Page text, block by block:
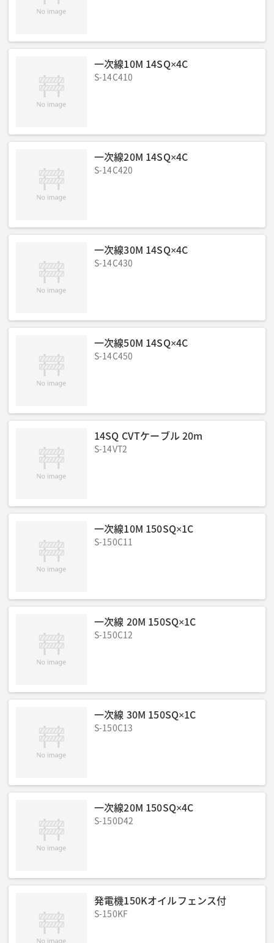
超低騒音
運転質量(kg)
一次線10M 14SQ×4C
S-14C410
一次線20M 14SQ×4C
S-14C420
一次線30M 14SQ×4C
S-14C430
一次線50M 14SQ×4C
S-14C450
14SQ CVTケーブル 20m
S-14VT2
一次線10M 150SQ×1C
S-150C11
一次線 20M 150SQ×1C
S-150C12
一次線 30M 150SQ×1C
S-150C13
一次線20M 150SQ×4C
S-150D42
発電機150Kオイルフェンス付
S-150KF